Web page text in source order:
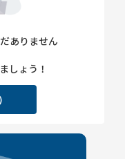
ありません
しょう！